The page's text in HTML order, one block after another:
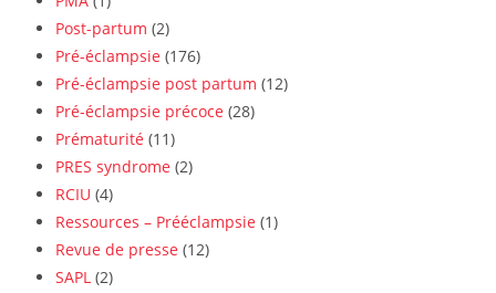
Post-partum (2)
Pré-éclampsie (176)
Pré-éclampsie post partum (12)
Pré-éclampsie précoce (28)
Prématurité (11)
PRES syndrome (2)
RCIU (4)
Ressources – Prééclampsie (1)
Revue de presse (12)
SAPL (2)